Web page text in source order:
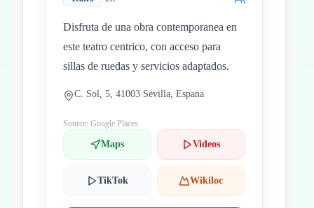
Disfruta de una obra contemporanea en
este teatro centrico, con acceso para
sillas de ruedas y servicios adaptados.
C. Sol, 5, 41003 Sevilla, Espana
Source: Google Places
Maps Videos
TikTok Wikiloc